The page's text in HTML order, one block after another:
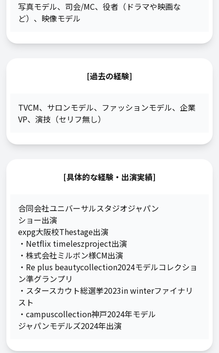
写真モデル、 司会/MC、役者（ドラマや映画な
ど） 、 映像モデル
[過去の経験]
TVCM、 サロンモデル、 ファッションモデル、企業
VP、演技（セリフ無し）
[具体的な経験・出演実績]
合同会社ユニバーサルスタジオジャパン
ショー出演
expg大阪校Thestage出演
・Netflix timeleszproject出演
・株式会社ミルボン様CM出演
・Re plus beautycollection2024モデルコレクショ
ン準グランプリ
・スタースカウト総選挙2023in winterファイナリ
スト
・campuscollection神戸2024年モデル
ジャパンモデルズ2024年出演